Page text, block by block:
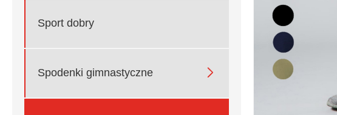
Sport dobry
Spodenki gimnastyczne 